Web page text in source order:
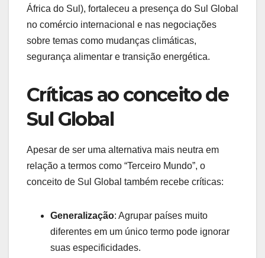
África do Sul), fortaleceu a presença do Sul Global
no comércio internacional e nas negociações
sobre temas como mudanças climáticas,
segurança alimentar e transição energética.
Críticas ao conceito de
Sul Global
Apesar de ser uma alternativa mais neutra em
relação a termos como “Terceiro Mundo”, o
conceito de Sul Global também recebe críticas:
Generalização: Agrupar países muito
diferentes em um único termo pode ignorar
suas especificidades.